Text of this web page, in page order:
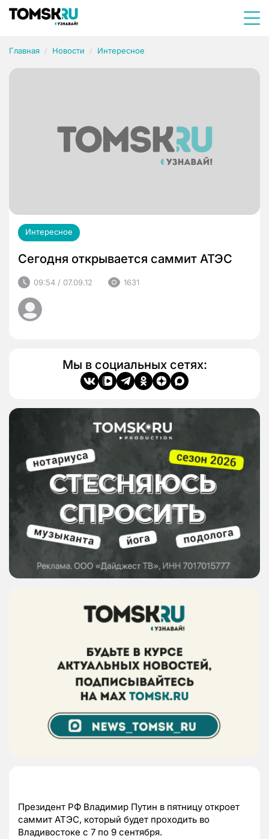
Главная Новости Интересное
Интересное
Сегодня открывается саммит АТЭС
09:54 / 07.09.12 1631
Мы в социальных сетях:
Президент РФ Владимир Путин в пятницу откроет
саммит АТЭС, который будет проходить во
Владивостоке с 7 по 9 сентября.